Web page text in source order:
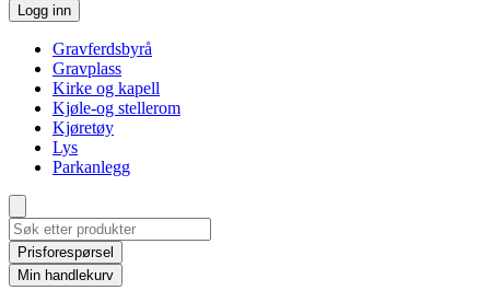
Logg inn
Gravferdsbyrå
Gravplass
Kirke og kapell
Kjøle-og stellerom
Kjøretøy
Lys
Parkanlegg
Prisforespørsel
Min handlekurv